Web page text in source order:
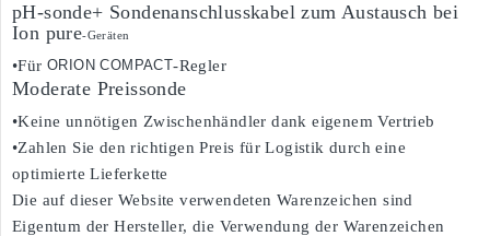
pH-sonde+ Sondenanschlusskabel zum Austausch bei
Ion pure-Geräten
•Für ORION COMPACT-Regler
Moderate Preissonde
•Keine unnötigen Zwischenhändler dank eigenem Vertrieb
•Zahlen Sie den richtigen Preis für Logistik durch eine
optimierte Lieferkette
Die auf dieser Website verwendeten Warenzeichen sind
Eigentum der Hersteller, die Verwendung der Warenzeichen